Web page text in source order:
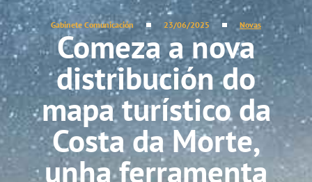
Gabinete Comunicación 23/06/2025 Novas
Comeza a nova
distribución do
mapa turístico da
Costa da Morte,
unha ferramenta